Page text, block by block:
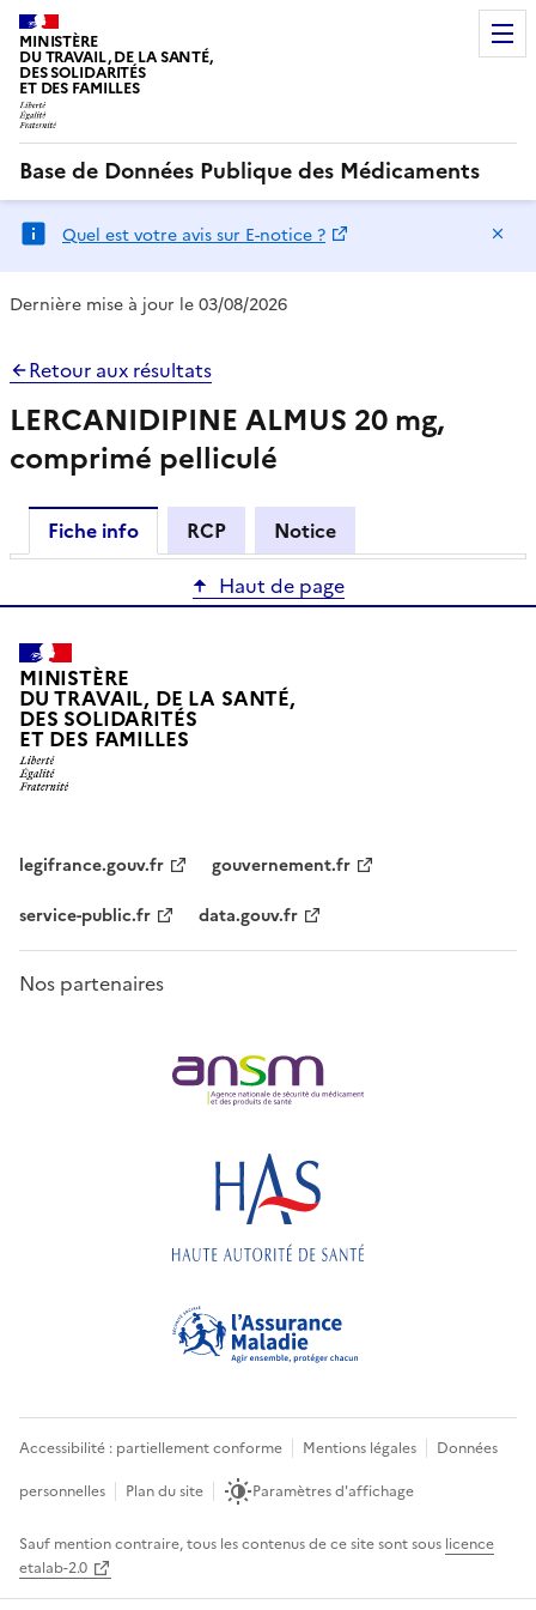
MINISTÈRE
DU TRAVAIL, DE LA SANTÉ,
DES SOLIDARITÉS
ET DES FAMILLES
Base de Données Publique des Médicaments
Quel est votre avis sur E-notice ?
Dernière mise à jour le 03/08/2026
Retour aux résultats
LERCANIDIPINE ALMUS 20 mg,
comprimé pelliculé
Fiche info RCP
Notice
Haut de page
MINISTÈRE
DU TRAVAIL, DE LA SANTÉ,
DES SOLIDARITÉS
ET DES FAMILLES
legifrance.gouv.fr
gouvernement.fr
service-public.fr
data.gouv.fr
Nos partenaires
Accessibilité : partiellement conforme Mentions légales
Données
personnelles
Plan du site Paramètres d'affichage
Sauf mention contraire, tous les contenus de ce site sont sous licence
etalab-2.0